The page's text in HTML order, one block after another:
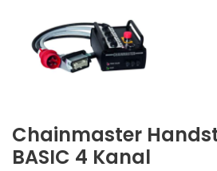
Chainmaster
BASIC 4 Kanal